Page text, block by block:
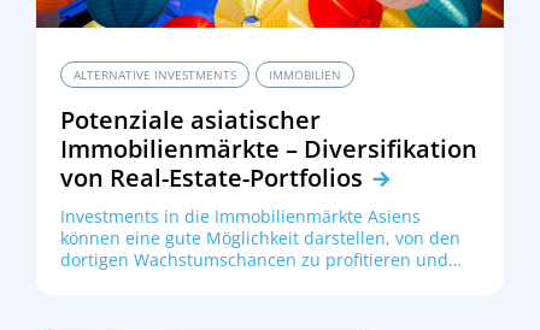
ALTERNATIVE INVESTMENTS IMMOBILIEN
Potenziale asiatischer
Immobilienmärkte – Diversifikation
von Real-Estate-Portfolios
Investments in die Immobilienmärkte Asiens
können eine gute Möglichkeit darstellen, von den
dortigen Wachstumschancen zu profitieren und